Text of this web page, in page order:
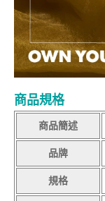
商品規格
商品簡述
品牌
規格